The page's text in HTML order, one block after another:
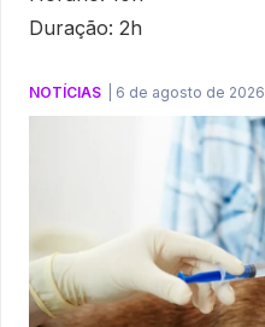
Duração: 2h
NOTÍCIAS 6 de agosto de 2026